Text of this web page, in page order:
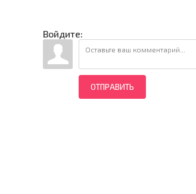
Войдите:
ОТПРАВИТЬ